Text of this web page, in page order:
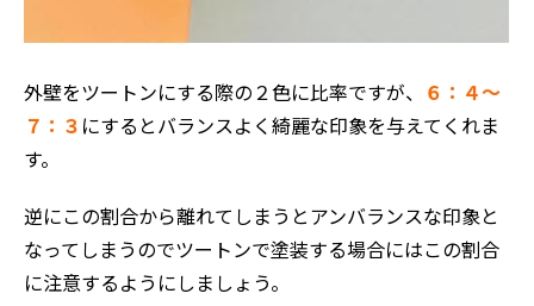
外壁をツートンにする際の２色に比率ですが、
６：４～
７：３ にするとバランスよく綺麗な印象を与えてくれま
す。
逆にこの割合から離れてしまうとアンバランスな印象と
なってしまうのでツートンで塗装する場合にはこの割合
に注意するようにしましょう。